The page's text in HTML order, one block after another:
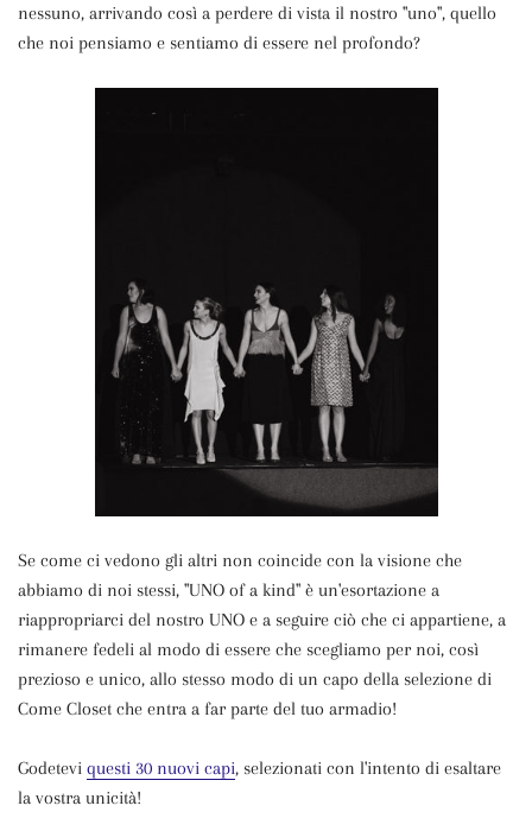
nessuno, arrivando così a perdere di vista il nostro "uno", quello
che noi pensiamo e sentiamo di essere nel profondo?
Se come ci vedono gli altri non coincide con la visione che
abbiamo di noi stessi, "UNO of a kind" è un'esortazione a
riappropriarci del nostro UNO e a seguire ciò che ci appartiene, a
rimanere fedeli al modo di essere che scegliamo per noi, così
prezioso e unico, allo stesso modo di un capo della selezione di
Come Closet che entra a far parte del tuo armadio!
Godetevi questi 30 nuovi capi, selezionati con l'intento di esaltare
la vostra unicità!